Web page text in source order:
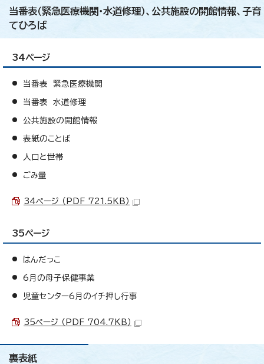
当番表（緊急医療機関・水道修理）、公共施設の開館情報、子育
てひろば
34ページ
当番表 緊急医療機関
当番表 水道修理
公共施設の開館情報
表紙のことば
人口と世帯
ごみ量
34ページ （PDF 721.5KB）
35ページ
はんだっこ
6月の母子保健事業
児童センター6月のイチ押し行事
35ページ （PDF 704.7KB）
裏表紙